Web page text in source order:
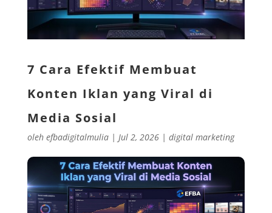
7 Cara Efektif Membuat
Konten Iklan yang Viral di
Media Sosial
oleh efbadigitalmulia| Jul 2, 2026| digital marketing